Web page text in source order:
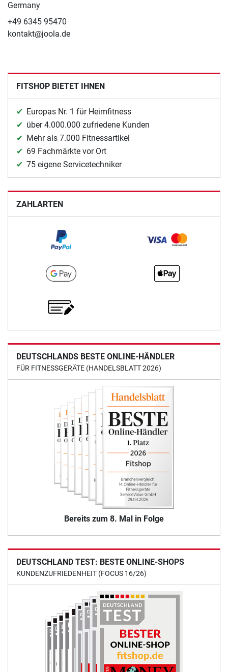
Germany
+49 6345 95470
kontakt@joola.de
FITSHOP BIETET IHNEN
Europas Nr. 1 für Heimfitness
über 4.000.000 zufriedene Kunden
Mehr als 7.000 Fitnessartikel
69 Fachmärkte vor Ort
75 eigene Servicetechniker
ZAHLARTEN
DEUTSCHLANDS BESTE ONLINE-HÄNDLER
FÜR FITNESSGERÄTE (HANDELSBLATT 2026)
Bereits zum 8. Mal in Folge
DEUTSCHLAND TEST: BESTE ONLINE-SHOPS
KUNDENZUFRIEDENHEIT (FOCUS 16/26)